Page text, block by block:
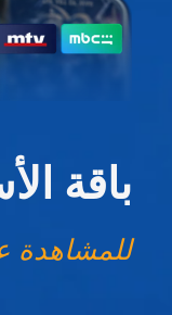
باقة
للمشاهدة